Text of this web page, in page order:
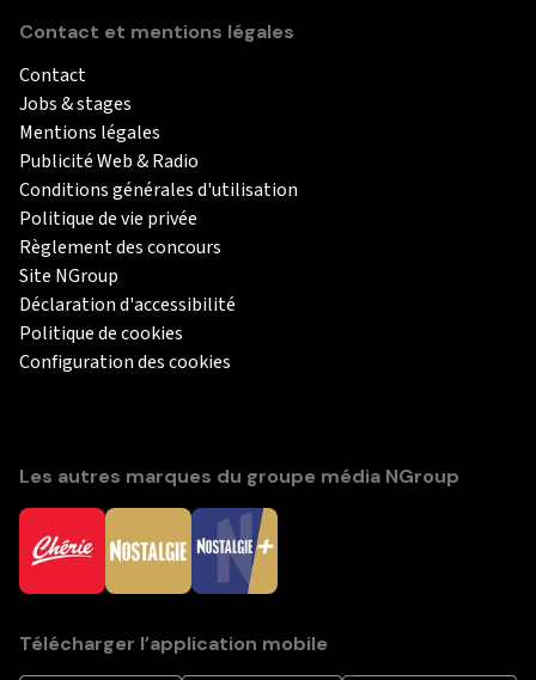
Contact et mentions légales
Contact
Jobs & stages
Mentions légales
Publicité Web & Radio
Conditions générales d'utilisation
Politique de vie privée
Règlement des concours
Site NGroup
Déclaration d'accessibilité
Politique de cookies
Configuration des cookies
Les autres marques du groupe média NGroup
Télécharger l’application mobile